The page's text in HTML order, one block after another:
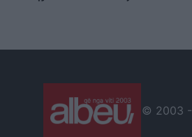
© 2003 -